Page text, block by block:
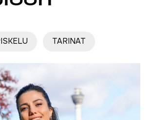
TARINAT